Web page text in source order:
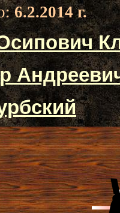
6.2.2014 г.